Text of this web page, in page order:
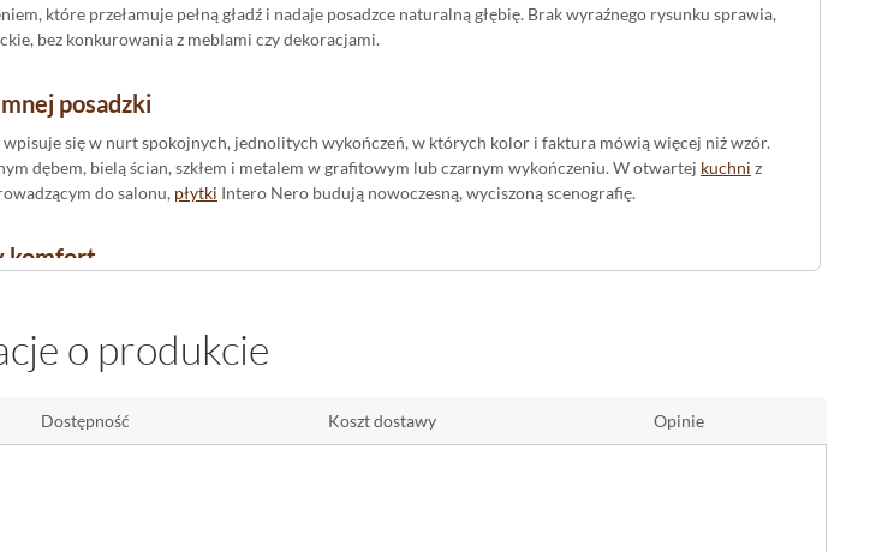
które przełamuje pełną gładź i nadaje posadzce naturalną głębię. Brak wyraźnego rysunku sprawia,
bez konkurowania z meblami czy dekoracjami.
posadzki
wpisuje się w nurt spokojnych, jednolitych wykończeń, w których kolor i faktura mówią więcej niż wzór.
dębem, bielą ścian, szkłem i metalem w grafitowym lub czarnym wykończeniu. W otwartej kuchni z
do salonu, płytki Intero Nero budują nowoczesną, wyciszoną scenografię.
komfort
czy łazience.
i wnętrza
- na tarasie, balkonie czy zadaszonym podeście - a to pozwala poprowadzić tę samą ciemną
salon. Wewnątrz Intero Nero 29,8x59,8 świetnie odnajdzie się w salonie, kuchni, holu i strefie
tło dla całej aranżacji. Jeśli szukasz ciemnej, matowej podłogi, która porządkuje wnętrze i pracuje z
- ta płytka daje dokładnie taki efekt.
o produkcie
Dostępność Koszt dostawy Opinie